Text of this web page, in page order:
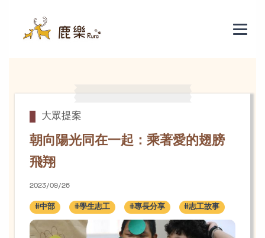
大眾提案
朝向陽光同在一起：乘著愛的翅膀
飛翔
2023/09/26
#中部 #學生志工 #專長分享 #志工故事